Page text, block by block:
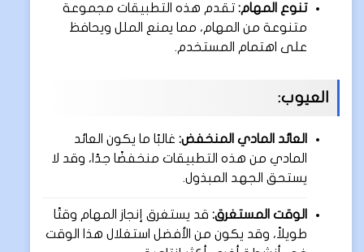
تنوع المهام: تقدم هذه التطبيقات مجموعة
متنوعة من المهام، مما يمنع الملل ويحافظ
على اهتمام المستخدم.
العيوب:
العائد المادي المنخفض: غالبًا ما يكون العائد
المادي من هذه التطبيقات منخفضًا جدًا، وقد لا
يستحق الجهد المبذول.
الوقت المستغرق: قد يستغرق إنجاز المهام وقتًا
طويلاً، وقد يكون من الأفضل استغلال هذا الوقت